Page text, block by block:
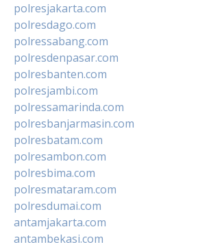
polresjakarta.com
polresdago.com
polressabang.com
polresdenpasar.com
polresbanten.com
polresjambi.com
polressamarinda.com
polresbanjarmasin.com
polresbatam.com
polresambon.com
polresbima.com
polresmataram.com
polresdumai.com
antamjakarta.com
antambekasi.com